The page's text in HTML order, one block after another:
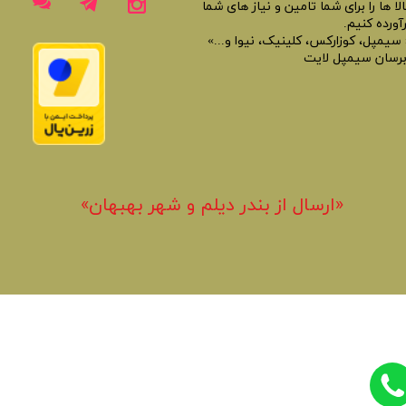
ها را برای شما تامین و نیاز های شما
کنیم.
سیمپل، کوزارکس، کلینیک، نیوا و...»
سیمپل لایت
«​ارسال از بندر دیلم و شهر بهبهان»